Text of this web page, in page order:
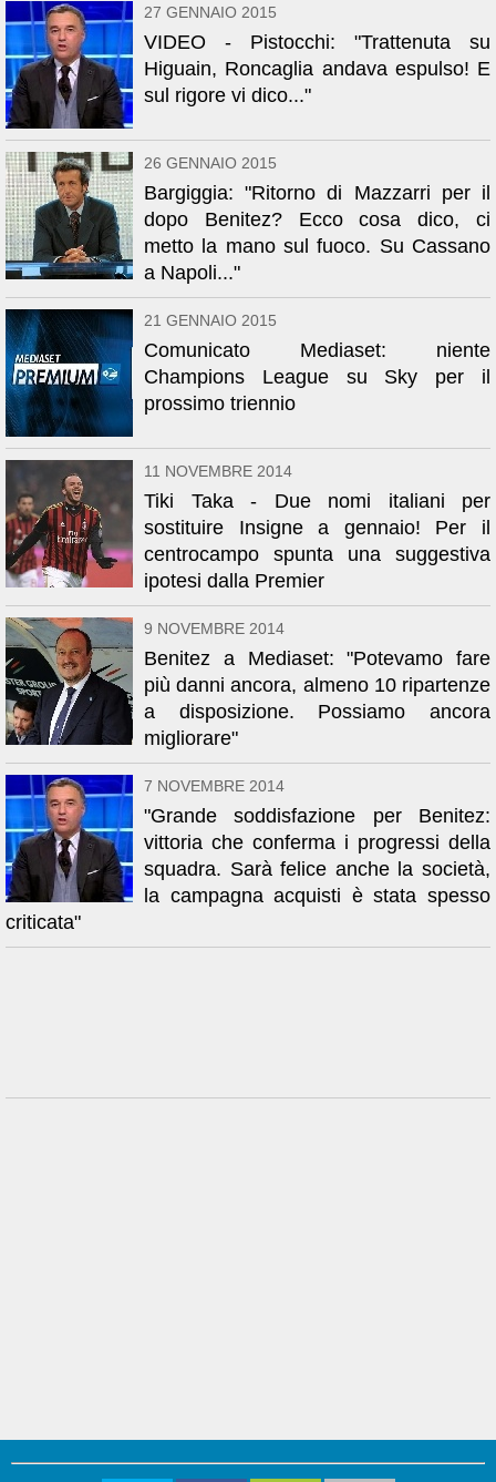
27 GENNAIO 2015
VIDEO - Pistocchi: "Trattenuta su
Higuain, Roncaglia andava espulso! E
sul rigore vi dico..."
26 GENNAIO 2015
Bargiggia: "Ritorno di Mazzarri per il
dopo Benitez? Ecco cosa dico, ci
metto la mano sul fuoco. Su Cassano
a Napoli..."
21 GENNAIO 2015
Comunicato Mediaset: niente
Champions League su Sky per il
prossimo triennio
11 NOVEMBRE 2014
Tiki Taka - Due nomi italiani per
sostituire Insigne a gennaio! Per il
centrocampo spunta una suggestiva
ipotesi dalla Premier
9 NOVEMBRE 2014
Benitez a Mediaset: "Potevamo fare
più danni ancora, almeno 10 ripartenze
a disposizione. Possiamo ancora
migliorare"
7 NOVEMBRE 2014
"Grande soddisfazione per Benitez:
vittoria che conferma i progressi della
squadra. Sarà felice anche la società,
la campagna acquisti è stata spesso
criticata"